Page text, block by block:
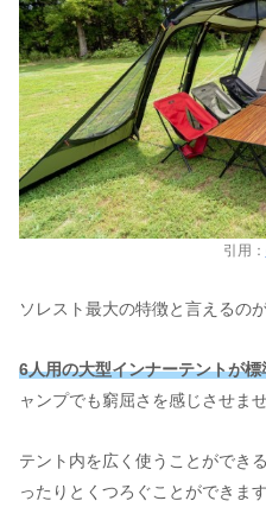
引用：
ソレスト最大の特徴と言えるの
6人用の大型インナーテントが標
ャンプでも窮屈さを感じさせませ
テント内を広く使うことができ
ったりとくつろぐことができます